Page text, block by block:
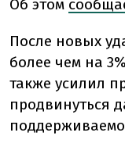
Об этом
После новых
более чем на
также усилил
продвинуться